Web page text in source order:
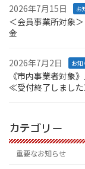
2026年7月15日 お
＜会員事業所対象
2026年7月2日 お知
《市内事業者対象
≪受付終了しまし
カテゴリー
重要なお知らせ